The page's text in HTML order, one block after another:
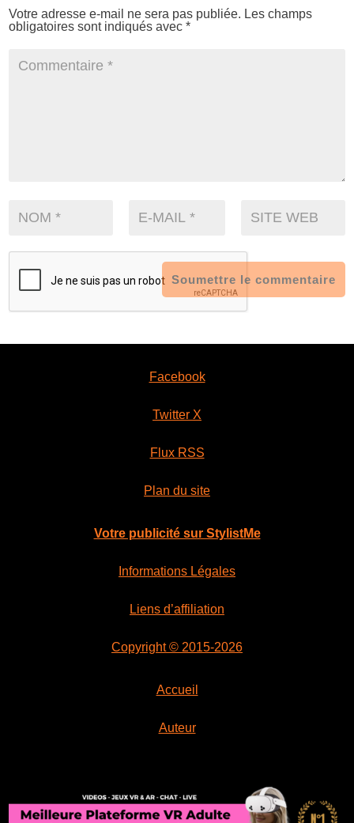
Votre adresse e-mail ne sera pas publiée. Les champs
obligatoires sont indiqués avec*
Soumettre le commentaire
Facebook
Twitter X
Flux RSS
Plan du site
Votre publicité sur StylistMe
Informations Légales
Liens d’affiliation
Copyright © 2015-2026
Accueil
Auteur